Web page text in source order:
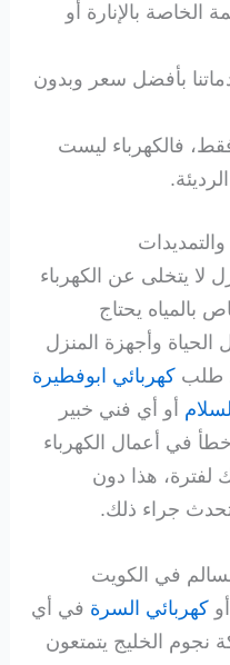
الخاصة بالإنارة أو
بأفضل سعر وبدون
فالكهرباء ليست
لا يتخلى عن الكهرباء
بالمياه يحتاج
الحياة وأجهزة المنزل
طلبكهربائي ابوفطيرة
أو أي فني خبير
في أعمال الكهرباء
لفترة، هذا دون
جراء ذلك.
في الكويت
كهربائي السرة في أي
نجوم الخليج يتمتعون